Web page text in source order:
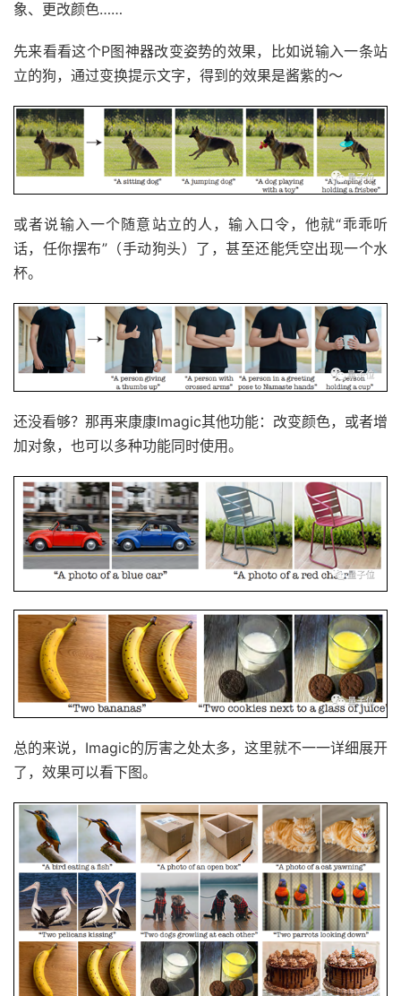
象、更改颜色……
先来看看这个P图神器改变姿势的效果，比如说输入一条站
立的狗，通过变换提示文字，得到的效果是酱紫的～
或者说输入一个随意站立的人，输入口令，他就“乖乖听
话，任你摆布”（手动狗头）了，甚至还能凭空出现一个水
杯。
还没看够？那再来康康Imagic其他功能：改变颜色，或者增
加对象，也可以多种功能同时使用。
总的来说，Imagic的厉害之处太多，这里就不一一详细展开
了，效果可以看下图。